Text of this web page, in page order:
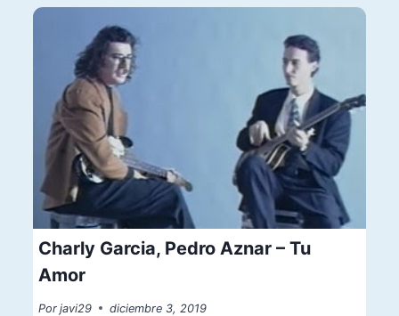
Charly Garcia, Pedro Aznar – Tu
Amor
Por javi29 diciembre 3, 2019